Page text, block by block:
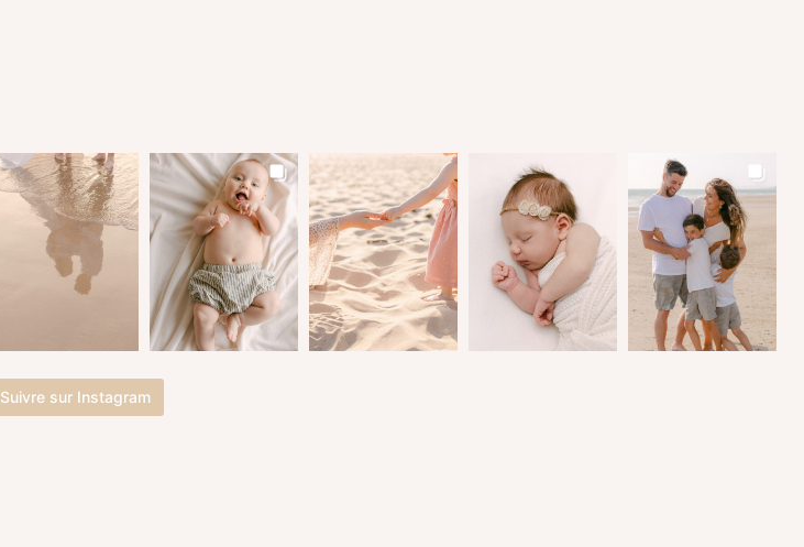
Suivre sur Instagram